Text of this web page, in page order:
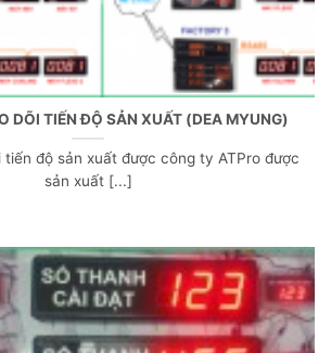
DÕI TIẾN ĐỘ SẢN XUẤT (DEA MYUNG)
tiến độ sản xuất được công ty ATPro được
sản xuất [...]